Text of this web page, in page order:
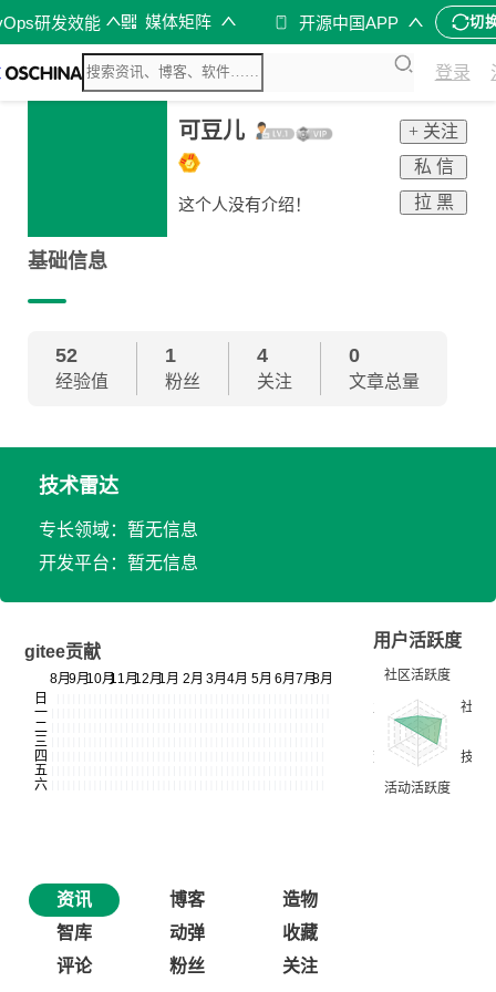
研发效能 媒体矩阵 开源中国APP 切
登录
可豆儿
这个人没有介绍！
+ 关注
私 信
拉 黑
基础信息
52
经验值
1
粉丝
4
关注
0
文章总量
技术雷达
专长领域：暂无信息
开发平台：暂无信息
gitee贡献
用户活跃度
资讯 博客
造物
智库
动弹
收藏
评论
粉丝 关注